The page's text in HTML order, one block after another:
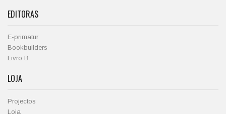
EDITORAS
E-primatur
Bookbuilders
Livro B
LOJA
Projectos
Loja